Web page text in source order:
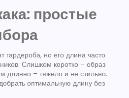
простые
гардероба, но его длина часто
Слишком коротко – образ
длинно – тяжело и не стильно.
оптимальную длину без